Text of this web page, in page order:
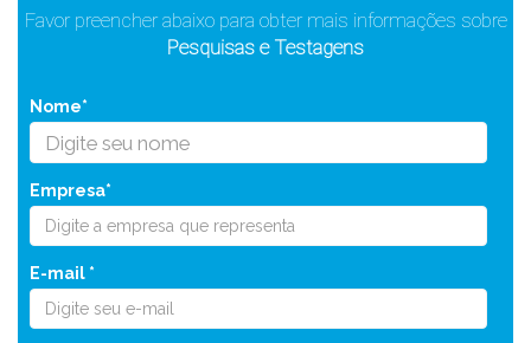
Favor preencher abaixo para obter mais informações sobre
Pesquisas e Testagens
Nome*
Empresa*
E-mail *